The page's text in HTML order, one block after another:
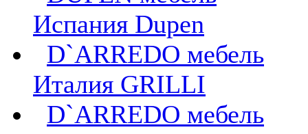
Испания Dupen
D`ARREDO мебель
Италия GRILLI
D`ARREDO мебель